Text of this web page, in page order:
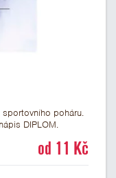
poháru.
DIPLOM.
ke kterým by
od 11 Kč